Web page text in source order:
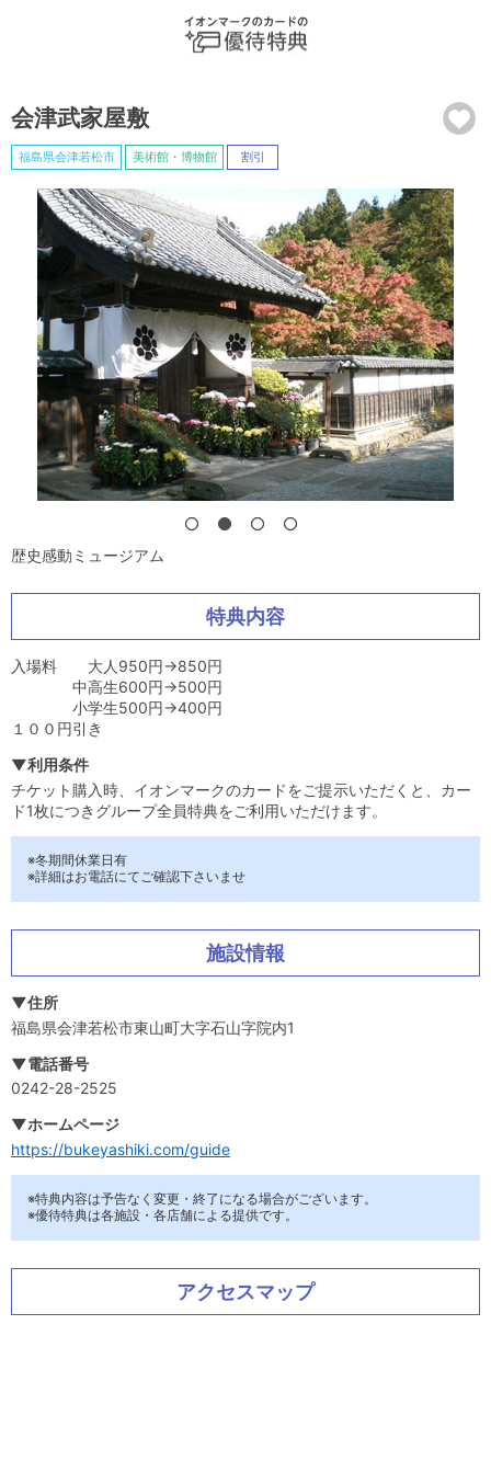
会津武家屋敷
福島県会津若松市 美術館・博物館 割引
歴史感動ミュージアム
特典内容
入場料 大人950円→850円
中高生600円→500円
小学生500円→400円
１００円引き
▼利用条件
チケット購入時、イオンマークのカードをご提示いただくと、カー
ド1枚につきグループ全員特典をご利用いただけます。
※冬期間休業日有
※詳細はお電話にてご確認下さいませ
施設情報
▼住所
福島県会津若松市東山町大字石山字院内1
▼電話番号
0242-28-2525
▼ホームページ
https://bukeyashiki.com/guide
※特典内容は予告なく変更・終了になる場合がございます。
※優待特典は各施設・各店舗による提供です。
アクセスマップ